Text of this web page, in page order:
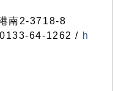
南2-3718-8
64-1262 / h